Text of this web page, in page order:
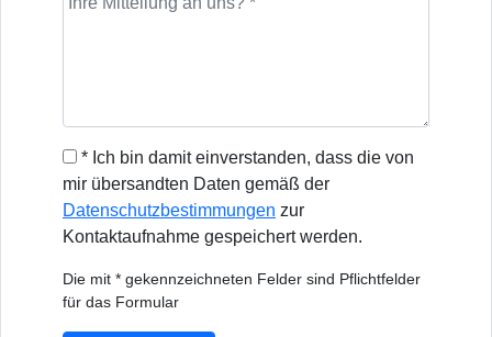
* Ich bin damit einverstanden, dass die von
mir übersandten Daten gemäß der
Datenschutzbestimmungen zur
Kontaktaufnahme gespeichert werden.
Die mit * gekennzeichneten Felder sind Pflichtfelder
für das Formular